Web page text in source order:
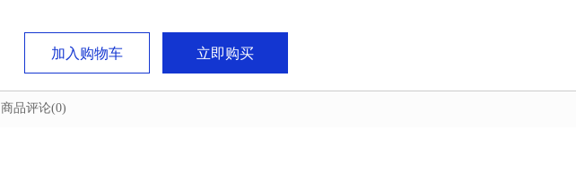
加入购物车 立即购买
商品评论(0)